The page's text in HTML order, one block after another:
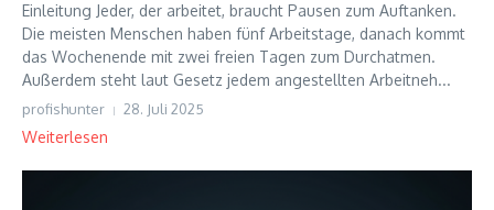
Einleitung Jeder, der arbeitet, braucht Pausen zum Auftanken.
Die meisten Menschen haben fünf Arbeitstage, danach kommt
das Wochenende mit zwei freien Tagen zum Durchatmen.
Außerdem steht laut Gesetz jedem angestellten Arbeitneh...
profishunter 28. Juli 2025
Weiterlesen